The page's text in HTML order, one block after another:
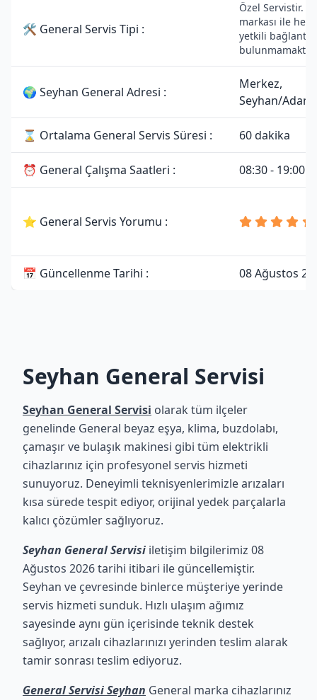
🛠 General Servis Tipi :
Özel Servistir.
markası ile
yetkili bağlantısı
🌍 Seyhan General Adresi :
Merkez,
Seyhan/Adana
⌛ Ortalama General Servis Süresi : 60 dakika
⏰ General Çalışma Saatleri : 08:30 - 19:00
⭐ General Servis Yorumu :
📅 Güncellenme Tarihi : 08 Ağustos
Seyhan General Servisi
Seyhan General Servisi olarak tüm ilçeler
genelinde General beyaz eşya, klima, buzdolabı,
çamaşır ve bulaşık makinesi gibi tüm elektrikli
cihazlarınız için profesyonel servis hizmeti
sunuyoruz. Deneyimli teknisyenlerimizle arızaları
kısa sürede tespit ediyor, orijinal yedek parçalarla
kalıcı çözümler sağlıyoruz.
Seyhan General Servisi iletişim bilgilerimiz 08
Ağustos 2026 tarihi itibari ile güncellemiştir.
Seyhan ve çevresinde binlerce müşteriye yerinde
servis hizmeti sunduk. Hızlı ulaşım ağımız
sayesinde aynı gün içerisinde teknik destek
sağlıyor, arızalı cihazlarınızı yerinden teslim alarak
tamir sonrası teslim ediyoruz.
General Servisi Seyhan General marka cihazlarınız